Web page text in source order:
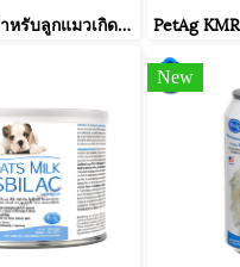
KMR นมผงสำหรับลูกแมวเกิดใหม่ที่กำพร้า นมแม่ไม่พอ มีปัญหาการย่อย หรือป่วยหลังการผ่าตัด (170g.)
New